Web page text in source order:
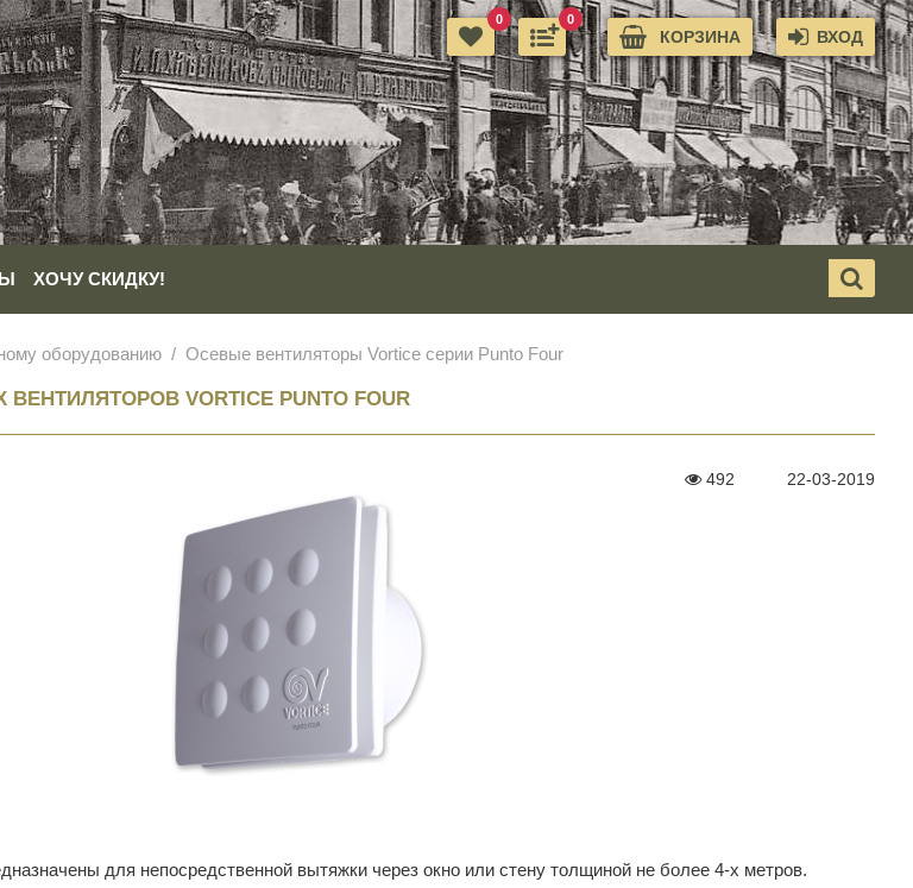
ВХОД
КОРЗИНА
0
0
ХОЧУ СКИДКУ!
оборудованию Осевые вентиляторы Vortice серии Punto Four
VORTICE PUNTO FOUR
492 22-03-2019
для непосредственной вытяжки через окно или стену толщиной не более 4-х метров.